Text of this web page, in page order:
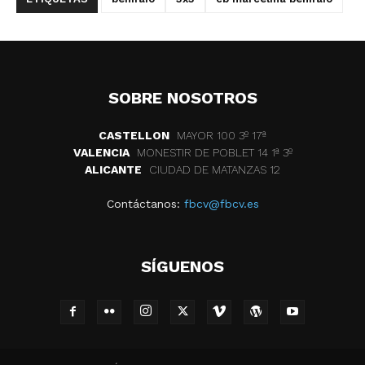
SOBRE NOSOTROS
CASTELLON
MAYOR 100 3º 17ª
VALENCIA
MONESTIR DE POBLET 14 1ª 3º
ALICANTE
CIUDAD DE MATANZAS 12
Contáctanos: fbcv@fbcv.es
SÍGUENOS